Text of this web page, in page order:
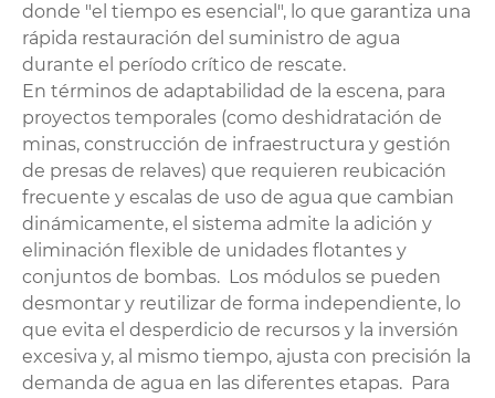
donde "el tiempo es esencial", lo que garantiza una
rápida restauración del suministro de agua
durante el período crítico de rescate.
En términos de adaptabilidad de la escena, para
proyectos temporales (como deshidratación de
minas, construcción de infraestructura y gestión
de presas de relaves) que requieren reubicación
frecuente y escalas de uso de agua que cambian
dinámicamente, el sistema admite la adición y
eliminación flexible de unidades flotantes y
conjuntos de bombas. Los módulos se pueden
desmontar y reutilizar de forma independiente, lo
que evita el desperdicio de recursos y la inversión
excesiva y, al mismo tiempo, ajusta con precisión la
demanda de agua en las diferentes etapas. Para